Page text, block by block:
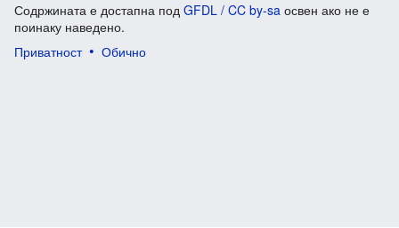
Содржината е достапна под GFDL / CC by-sa освен ако не е
поинаку наведено.
Приватност
Обично